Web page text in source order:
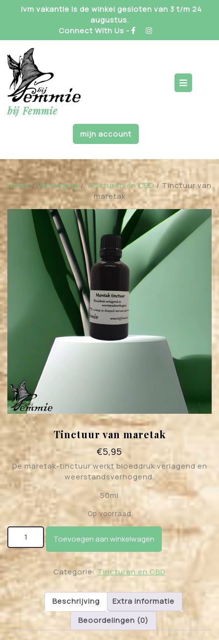
Ivm vakantie is de winkel gesloten van 3 t/m 24
augustus.
Connect With Us -
bij Femmie
mijn account
Home/ Verzorging /Tincturen en CBD/ Tinctuur van
maretak
Tinctuur van maretak
€5,95
De maretak-tinctuur werkt bloeddruk verlagend en
weerstandsverhogend.
50ml
Op voorraad
Tinctuur van maretak aantal
Toevoegen aan winkelwagen
Categorie:Tincturen en CBD
Beschrijving
Extra informatie
Beoordelingen (0)